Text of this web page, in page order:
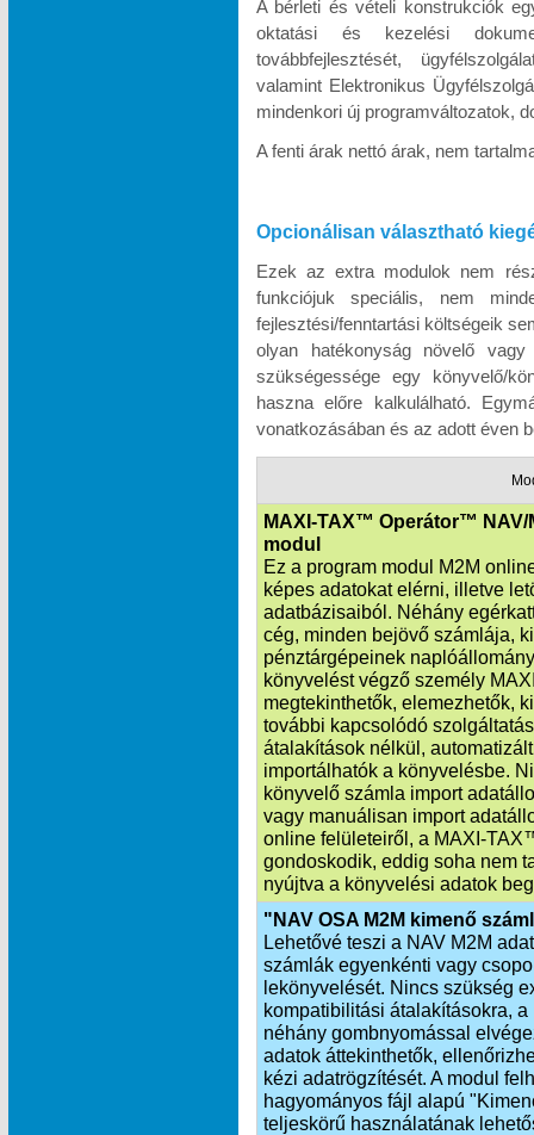
A bérleti és vételi konstrukciók
oktatási és kezelési
továbbfejlesztését,
valamint Elektronikus
mindenkori új programváltozatok,
A fenti árak nettó árak, nem
Opcionálisan választható
Ezek az extra modulok nem
funkciójuk speciális, nem
fejlesztési/fenntartási költségeik
olyan hatékonyság növelő
szükségessége egy könyvelő/
haszna előre kalkulálható.
vonatkozásában és az adott éven
MAXI-TAX™ Operátor™ NAV/
modul
Ez a program modul M2M
képes adatokat elérni, illetve
adatbázisaiból. Néhány
cég, minden bejövő számlája,
pénztárgépeinek
könyvelést végző személy
megtekinthetők, elemezhetők,
további kapcsolódó
átalakítások nélkül,
importálhatók a könyvelésbe.
könyvelő számla import
vagy manuálisan import
online felületeiről, a
gondoskodik, eddig soha nem
nyújtva a könyvelési adatok
"NAV OSA M2M kimenő
Lehetővé teszi a NAV M2M
számlák egyenkénti vagy
lekönyvelését. Nincs szükség
kompatibilitási átalakításokra,
néhány gombnyomással
adatok áttekinthetők,
kézi adatrögzítését. A modul
hagyományos fájl alapú
teljeskörű használatának